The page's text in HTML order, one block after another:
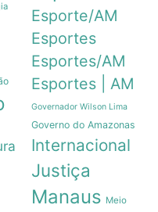
Esporte/AM
Esportes
Esportes/AM
Esportes | AM
Governador Wilson Lima
Governo do Amazonas
Internacional
Justiça
Manaus Meio